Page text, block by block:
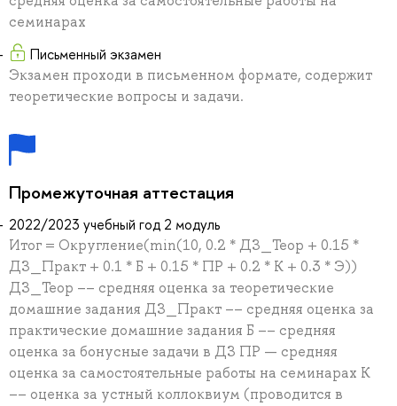
семинарах
Письменный экзамен
Экзамен проходи в письменном формате, содержит
теоретические вопросы и задачи.
Промежуточная аттестация
2022/2023 учебный год 2 модуль
Итог = Округление(min(10, 0.2 * ДЗ_Теор + 0.15 *
ДЗ_Практ + 0.1 * Б + 0.15 * ПР + 0.2 * К + 0.3 * Э))
ДЗ_Теор –– средняя оценка за теоретические
домашние задания ДЗ_Практ –– средняя оценка за
практические домашние задания Б –– средняя
оценка за бонусные задачи в ДЗ ПР — средняя
оценка за самостоятельные работы на семинарах К
–– оценка за устный коллоквиум (проводится в